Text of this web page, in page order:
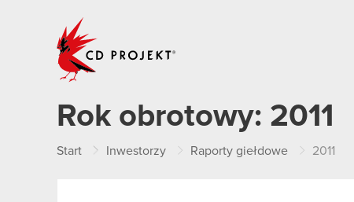
Rok obrotowy: 2011
Start Inwestorzy Raporty giełdowe 2011